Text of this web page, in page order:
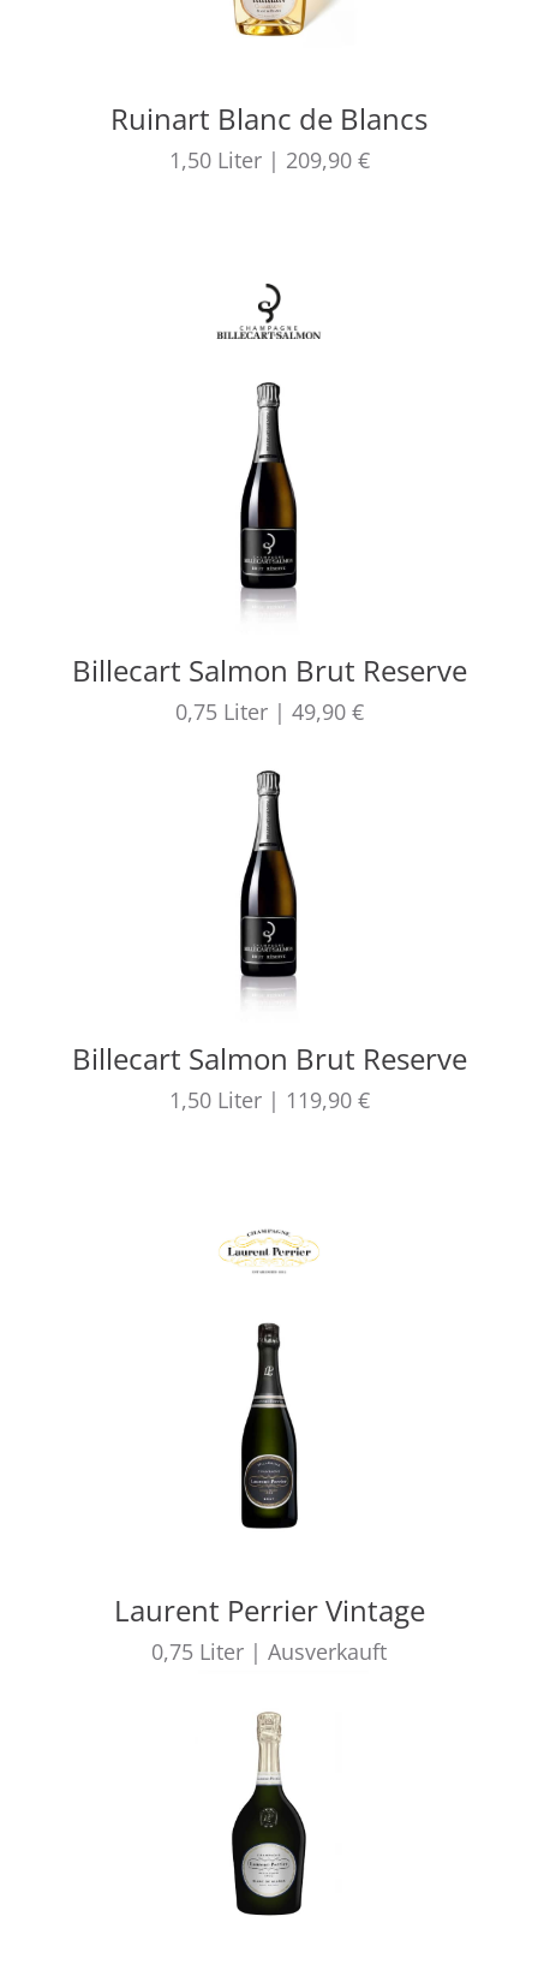
Ruinart Blanc de Blancs
1,50 Liter | 209,90 €
Billecart Salmon Brut Reserve
0,75 Liter | 49,90 €
Billecart Salmon Brut Reserve
1,50 Liter | 119,90 €
Laurent Perrier Vintage
0,75 Liter | Ausverkauft